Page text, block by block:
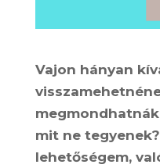
Vajon hányan
mit ne
lehetőségem,